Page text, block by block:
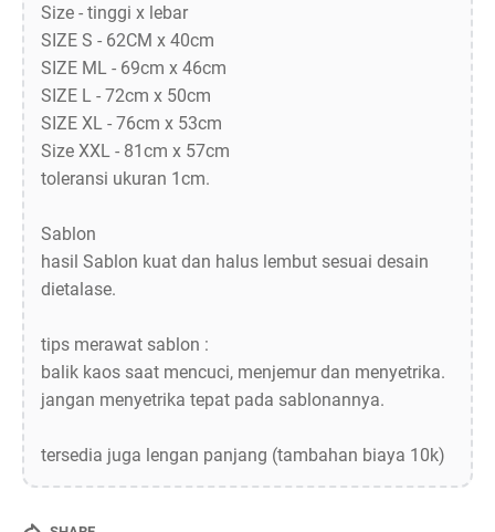
Size - tinggi x lebar
SIZE S - 62CM x 40cm
SIZE ML - 69cm x 46cm
SIZE L - 72cm x 50cm
SIZE XL - 76cm x 53cm
Size XXL - 81cm x 57cm
toleransi ukuran 1cm.
Sablon
hasil Sablon kuat dan halus lembut sesuai desain
dietalase.
tips merawat sablon :
balik kaos saat mencuci, menjemur dan menyetrika.
jangan menyetrika tepat pada sablonannya.
tersedia juga lengan panjang (tambahan biaya 10k)